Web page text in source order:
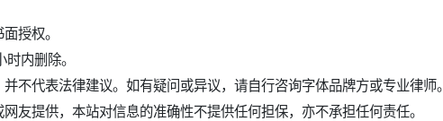
授权。
内删除。
不代表法律建议。如有疑问或异议，请自行咨询字体品牌方或专业律师。
友提供，本站对信息的准确性不提供任何担保，亦不承担任何责任。